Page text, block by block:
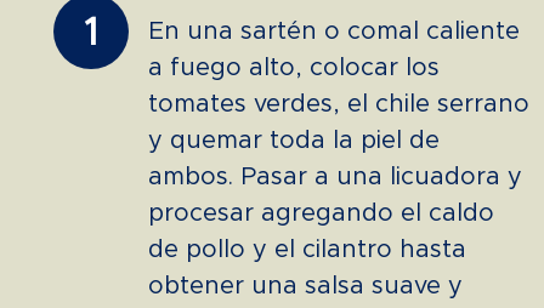
1
En una sartén o comal caliente
a fuego alto, colocar los
tomates verdes, el chile serrano
y quemar toda la piel de
ambos. Pasar a una licuadora y
procesar agregando el caldo
de pollo y el cilantro hasta
obtener una salsa suave y